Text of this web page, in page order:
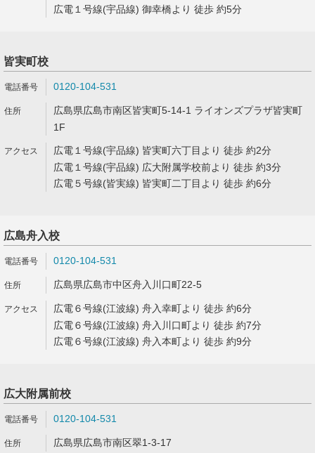
広電１号線(宇品線) 御幸橋より 徒歩 約5分
皆実町校
0120-104-531
広島県広島市南区皆実町5-14-1 ライオンズプラザ皆実町
1F
広電１号線(宇品線) 皆実町六丁目より 徒歩 約2分
広電１号線(宇品線) 広大附属学校前より 徒歩 約3分
広電５号線(皆実線) 皆実町二丁目より 徒歩 約6分
広島舟入校
0120-104-531
広島県広島市中区舟入川口町22-5
広電６号線(江波線) 舟入幸町より 徒歩 約6分
広電６号線(江波線) 舟入川口町より 徒歩 約7分
広電６号線(江波線) 舟入本町より 徒歩 約9分
広大附属前校
0120-104-531
広島県広島市南区翠1-3-17